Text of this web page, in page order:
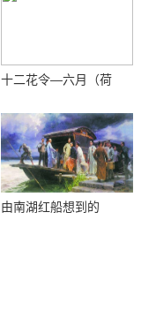
十二花令—六月（荷
由南湖红船想到的